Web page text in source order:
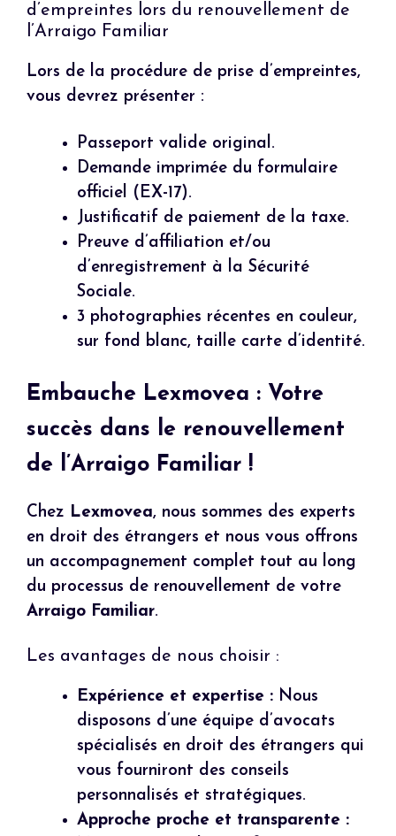
d’empreintes lors du renouvellement de
l’Arraigo Familiar
Lors de la procédure de prise d’empreintes,
vous devrez présenter :
Passeport valide original.
Demande imprimée du formulaire
officiel (EX-17).
Justificatif de paiement de la taxe.
Preuve d’affiliation et/ou
d’enregistrement à la Sécurité
Sociale.
3 photographies récentes en couleur,
sur fond blanc, taille carte d’identité.
Embauche Lexmovea : Votre
succès dans le renouvellement
de l’Arraigo Familiar !
Chez Lexmovea, nous sommes des experts
en droit des étrangers et nous vous offrons
un accompagnement complet tout au long
du processus de renouvellement de votre
Arraigo Familiar.
Les avantages de nous choisir :
Expérience et expertise : Nous
disposons d’une équipe d’avocats
spécialisés en droit des étrangers qui
vous fourniront des conseils
personnalisés et stratégiques.
Approche proche et transparente :